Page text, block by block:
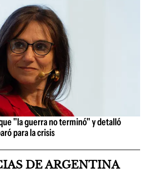
"la guerra no terminó" y detalló
para la crisis
DE ARGENTINA